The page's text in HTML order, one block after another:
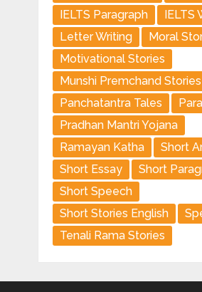
IELTS Paragraph
IELTS
Letter Writing
Moral
Motivational Stories
Munshi Premchand Stories
Panchatantra Tales
Pradhan Mantri Yojana
Ramayan Katha
Short
Short Essay
Short
Short Speech
Short Stories English
Tenali Rama Stories